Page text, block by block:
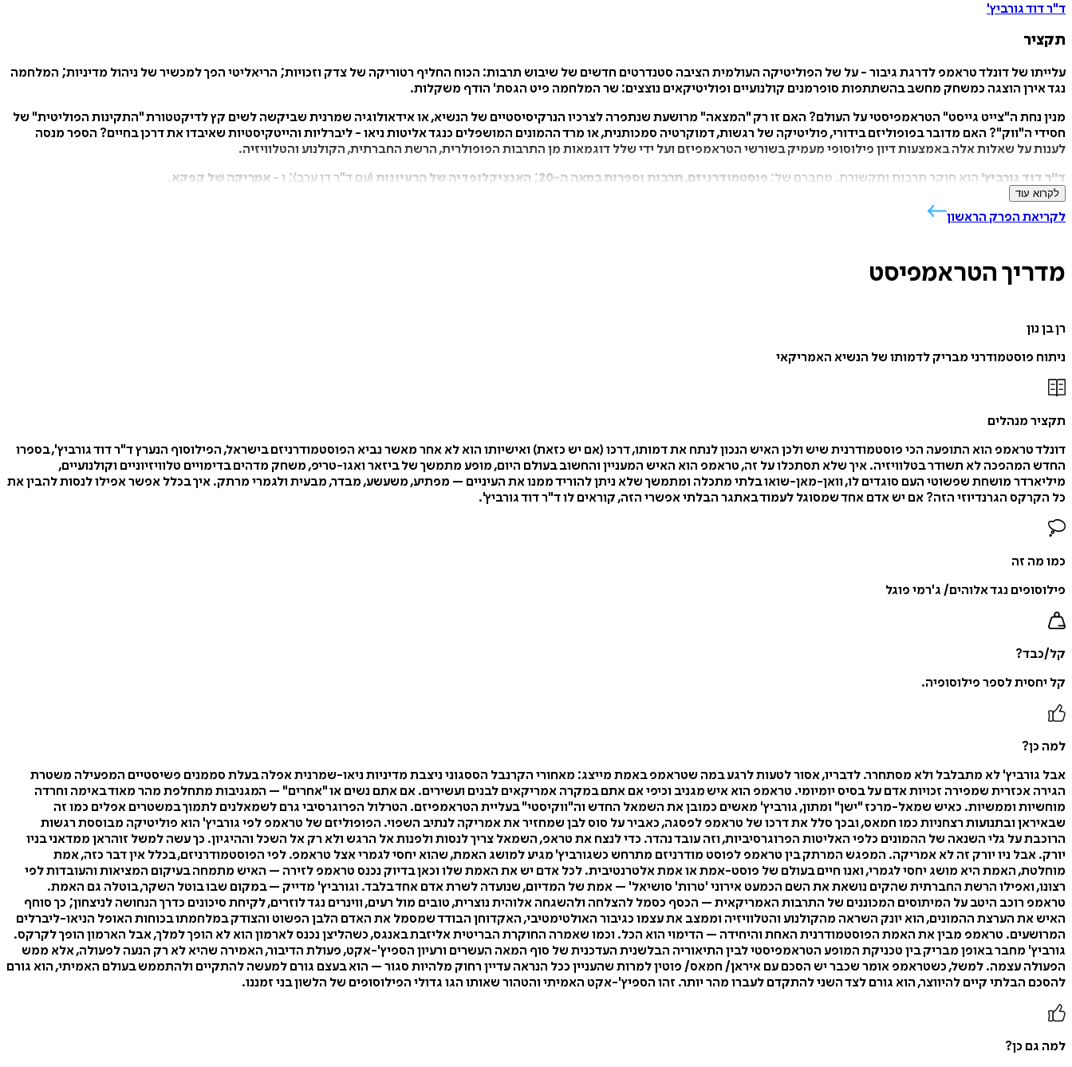
ד"ר דוד גורביץ'
תקציר
עלייתו של דונלד טראמפ לדרגת גיבור - על של הפוליטיקה העולמית הציבה סטנדרטים חדשים של שיבוש תרבות: הכוח החליף רטוריקה של צדק וזכויות; הריאליטי הפך למכשיר של ניהול מדיניות; המלחמה
נגד אירן הוצגה כמשחק מחשב בהשתתפות סופרמנים קולנועיים ופוליטיקאים נוצצים: שר המלחמה פיט הגסת' הודף משקלות.
מנין נחת ה"צייט גייסט" הטראמפיסטי על העולם? האם זו רק "המצאה" מרושעת שנתפרה לצרכיו הנרקיסיסטיים של הנשיא, או אידאולוגיה שמרנית שביקשה לשים קץ לדיקטטורת "התקינות הפוליטית" של
חסידי ה"ווק"? האם מדובר בפופוליזם בידורי, פוליטיקה של רגשות, דמוקרטיה סמכותנית, או מרד ההמונים המושפלים כנגד אליטות ניאו - ליברליות והייטקיסטיות שאיבדו את דרכן בחיים? הספר מנסה
לענות על שאלות אלה באמצעות דיון פילוסופי מעמיק בשורשי הטראמפיזם ועל ידי שלל דוגמאות מן התרבות הפופולרית, הרשת החברתית, הקולנוע והטלוויזיה.
ד"ר דוד גורביץ' הוא חוקר תרבות ותקשורת. מחברם של: פוסטמודרניזם, תרבות וספרות במאה ה-20 ; האנציקלופדיה של הרעיונות (עם ד"ר דן ערב); ו - אמריקה של קפקא
ד"ר עמית ורשיצקי
הוא היסטוריון, סופר ופובליציסט, מחבר הספרים:
לקרוא עוד
לקריאת הפרק הראשון
מדריך הטראמפיסט
רן בן נון
ניתוח פוסטמודרני מבריק לדמותו של הנשיא האמריקאי
תקציר מנהלים
דונלד טראמפ הוא התופעה הכי פוסטמודרנית שיש ולכן האיש הנכון לנתח את דמותו, דרכו (אם יש כזאת) ואישיותו הוא לא אחר מאשר נביא הפוסטמודרניזם בישראל, הפילוסוף הנערץ ד"ר דוד גורביץ', בספרו
החדש המהפכה לא תשודר בטלוויזיה. איך שלא תסתכלו על זה, טראמפ הוא האיש המעניין והחשוב בעולם היום, מופע מתמשך של ביזאר ואגו-טריפ, משחק מדהים בדימויים טלוויזיוניים וקולנועיים,
מיליארדר מושחת שפשוטי העם סוגדים לו, וואן-מאן-שואו בלתי מתכלה ומתמשך שלא ניתן להוריד ממנו את העיניים – מפתיע, משעשע, מבדר, מבעית ולגמרי מרתק. איך בכלל אפשר אפילו לנסות להבין את
כל הקרקס הגרנדיוזי הזה? אם יש אדם אחד שמסוגל לעמוד באתגר הבלתי אפשרי הזה, קוראים לו ד"ר דוד גורביץ'.
כמו מה זה
פילוסופים נגד אלוהים/ ג'רמי פוגל
קל/כבד?
קל יחסית לספר פילוסופיה.
למה כן?
אבל גורביץ' לא מתבלבל ולא מסתחרר. לדבריו, אסור לטעות לרגע במה שטראמפ באמת מייצג: מאחורי הקרנבל הססגוני ניצבת מדיניות ניאו-שמרנית אפלה בעלת סממנים פשיסטיים המפעילה משטרת
הגירה אכזרית שמפירה זכויות אדם על בסיס יומיומי. טראמפ הוא איש מגניב וכיפי אם אתם במקרה אמריקאים לבנים ועשירים. אם אתם נשים או "אחרים" – המגניבות מתחלפת מהר מאוד באימה וחרדה
מוחשיות וממשיות. כאיש שמאל-מרכז "ישן" ומתון, גורביץ' מאשים כמובן את השמאל החדש וה"ווקיסטי" בעליית הטראמפיזם. הטרלול הפרוגרסיבי גרם לשמאלנים לתמוך במשטרים אפלים כמו זה
שבאיראן ובתנועות רצחניות כמו חמאס, ובכך סלל את דרכו של טראמפ לפסגה, כאביר על סוס לבן שמחזיר את אמריקה לנתיב השפוי. הפופוליזם של טראמפ לפי גורביץ' הוא פוליטיקה מבוססת רגשות
הרוכבת על גלי השנאה של ההמונים כלפי האליטות הפרוגרסיביות, וזה עובד נהדר. כדי לנצח את טראפ, השמאל צריך לנסות ולפנות אל הרגש ולא רק אל השכל וההיגיון. כך עשה למשל זוהראן ממדאני בניו
יורק. אבל ניו יורק זה לא אמריקה. המפגש המרתק בין טראמפ לפוסט מודרניזם מתרחש כשגורביץ' מגיע למושג האמת, שהוא יחסי לגמרי אצל טראמפ. לפי הפוסטמודרניזם, בכלל אין דבר כזה, אמת
מוחלטת, האמת היא מושג יחסי לגמרי, ואנו חיים בעולם של פוסט-אמת או אמת אלטרנטיבית. לכל אדם יש את האמת שלו וכאן בדיוק נכנס טראמפ לזירה – האיש מתמחה בעיקום המציאות והעובדות לפי
רצונו, ואפילו הרשת החברתית שהקים נושאת את השם הכמעט אירוני 'טרות' סושיאל' – אמת של המדיום, שנועדה לשרת אדם אחד בלבד. וגורביץ' מדייק – במקום שבו בוטל השקר, בוטלה גם האמת.
טראמפ רוכב היטב על המיתוסים המכוננים של התרבות האמריקאית – הכסף כסמל להצלחה ולהשגחה אלוהית נוצרית, טובים מול רעים, ווינרים נגד לוזרים, לקיחת סיכונים כדרך הנחושה לניצחון; כך סוחף
האיש את הערצת ההמונים, הוא יונק השראה מהקולנוע והטלוויזיה וממצב את עצמו כגיבור האולטימטיבי, האקדוחן הבודד שמסמל את האדם הלבן הפשוט והצודק במלחמתו בכוחות האופל הניאו-ליברלים
המרושעים. טראמפ מבין את האמת הפוסטמודרנית האחת והיחידה – הדימוי הוא הכל. וכמו שאמרה החוקרת הבריטית אליזבת באנגס, כשהליצן נכנס לארמון הוא לא הופך למלך, אבל הארמון הופך לקרקס.
גורביץ' מחבר באופן מבריק בין טכניקת המופע הטראמפיסטי לבין התיאוריה הבלשנית העדכנית של סוף המאה העשרים ורעיון הספיץ'-אקט, פעולת הדיבור, האמירה שהיא לא רק הנעה לפעולה, אלא ממש
הפעולה עצמה. למשל, כשטראמפ אומר שכבר יש הסכם עם איראן/ חמאס/ פוטין למרות שהעניין ככל הנראה עדיין רחוק מלהיות סגור – הוא בעצם גורם למעשה להתקיים ולהתממש בעולם האמיתי, הוא גורם
להסכם הבלתי קיים להיווצר, הוא גורם לצד השני להתקדם לעברו מהר יותר. זהו הספיץ'-אקט האמיתי והטהור שאותו הגו גדולי הפילוסופים של הלשון בני זמננו.
למה גם כן?